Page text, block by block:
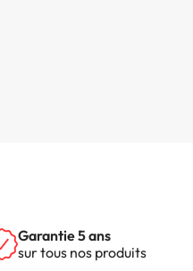
Garantie 5 ans
sur tous nos produits